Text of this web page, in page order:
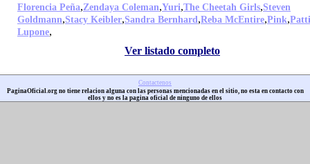
Florencia Peña,Zendaya Coleman,Yuri,The Cheetah Girls,Steven
Goldmann,Stacy Keibler,Sandra Bernhard,Reba McEntire,Pink,Patti
Lupone,
Ver listado completo
Contactenos
PaginaOficial.org no tiene relacion alguna con las personas mencionadas en el sitio, no esta en contacto con
ellos y no es la pagina oficial de ninguno de ellos